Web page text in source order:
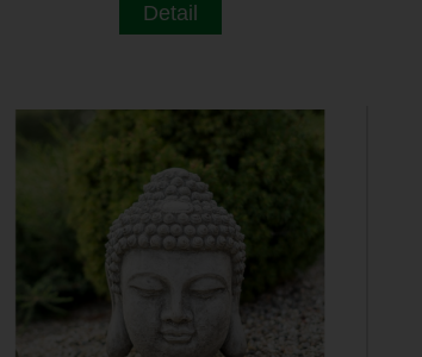
Detail